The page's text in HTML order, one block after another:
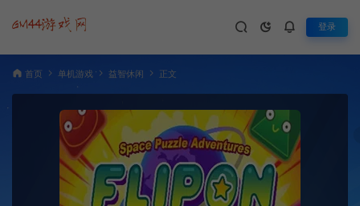
登录
首页 单机游戏 益智休闲 正文